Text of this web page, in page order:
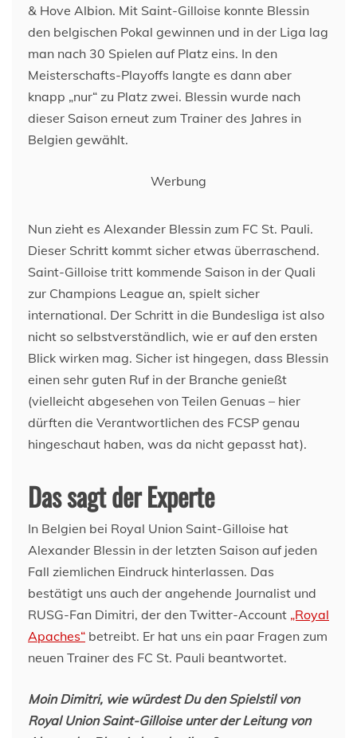
& Hove Albion. Mit Saint-Gilloise konnte Blessin
den belgischen Pokal gewinnen und in der Liga lag
man nach 30 Spielen auf Platz eins. In den
Meisterschafts-Playoffs langte es dann aber
knapp „nur“ zu Platz zwei. Blessin wurde nach
dieser Saison erneut zum Trainer des Jahres in
Belgien gewählt.
Werbung
Nun zieht es Alexander Blessin zum FC St. Pauli.
Dieser Schritt kommt sicher etwas überraschend.
Saint-Gilloise tritt kommende Saison in der Quali
zur Champions League an, spielt sicher
international. Der Schritt in die Bundesliga ist also
nicht so selbstverständlich, wie er auf den ersten
Blick wirken mag. Sicher ist hingegen, dass Blessin
einen sehr guten Ruf in der Branche genießt
(vielleicht abgesehen von Teilen Genuas – hier
dürften die Verantwortlichen des FCSP genau
hingeschaut haben, was da nicht gepasst hat).
Das sagt der Experte
In Belgien bei Royal Union Saint-Gilloise hat
Alexander Blessin in der letzten Saison auf jeden
Fall ziemlichen Eindruck hinterlassen. Das
bestätigt uns auch der angehende Journalist und
RUSG-Fan Dimitri, der den Twitter-Account „Royal
Apaches“ betreibt. Er hat uns ein paar Fragen zum
neuen Trainer des FC St. Pauli beantwortet.
Moin Dimitri, wie würdest Du den Spielstil von
Royal Union Saint-Gilloise unter der Leitung von